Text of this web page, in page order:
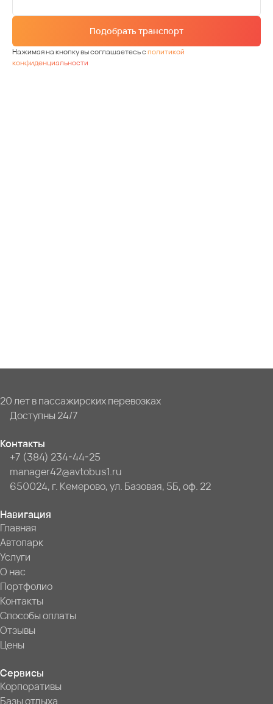
Подобрать транспорт
Нажимая на кнопку вы соглашаетесь сполитикой
конфиденциальности
20 лет в пассажирских перевозках
Доступны 24/7
Контакты
+7 (384) 234-44-25
manager42@avtobus1.ru
650024, г. Кемерово, ул. Базовая, 5Б, оф. 22
Навигация
Главная
Автопарк
Услуги
О нас
Портфолио
Контакты
Способы оплаты
Отзывы
Цены
Сервисы
Корпоративы
Базы отдыха